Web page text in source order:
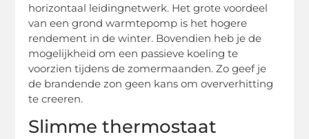
horizontaal leidingnetwerk. Het grote voordeel
van een grond warmtepomp is het hogere
rendement in de winter. Bovendien heb je de
mogelijkheid om een passieve koeling te
voorzien tijdens de zomermaanden. Zo geef je
de brandende zon geen kans om oververhitting
te creeren.
Slimme thermostaat